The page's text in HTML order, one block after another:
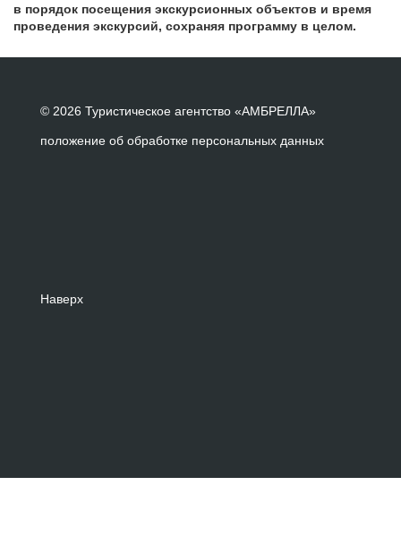
в порядок посещения экскурсионных объектов и время
проведения экскурсий, сохраняя программу в целом.
© 2026 Туристическое агентство «АМБРЕЛЛА»
положение об обработке персональных данных
Наверх